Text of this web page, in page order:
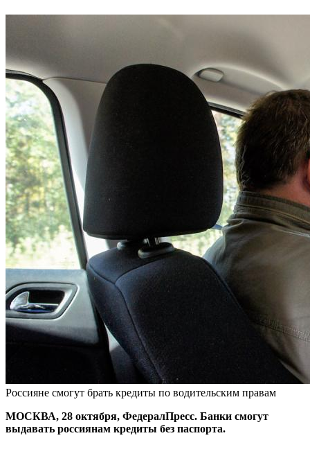
Россияне смогут брать кредиты по водительским правам
МОСКВА, 28 октября, ФедералПресс. Банки смогут
выдавать россиянам кредиты без паспорта.